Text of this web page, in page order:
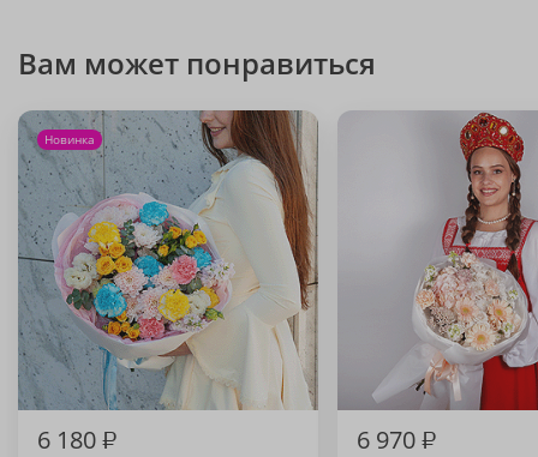
Вам может понравиться
Новинка
6 180₽ 6 970₽